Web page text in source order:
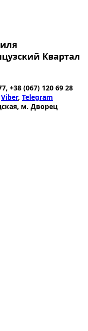
Квартал
+38 (067) 120 69 28
Viber, Telegram
м. Дворец